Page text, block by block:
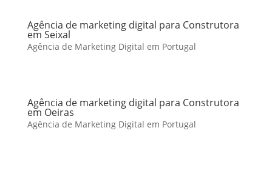
Agência de marketing digital para Construtora
em Seixal
Agência de Marketing Digital em Portugal
Agência de marketing digital para Construtora
em Oeiras
Agência de Marketing Digital em Portugal